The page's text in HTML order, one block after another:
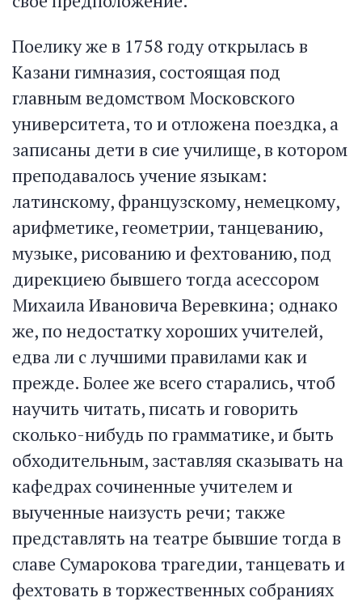
Поелику же в 1758 году открылась в
Казани гимназия, состоящая под
главным ведомством Московского
университета, то и отложена поездка, а
записаны дети в сие училище, в котором
преподавалось учение языкам:
латинскому, французскому, немецкому,
арифметике, геометрии, танцеванию,
музыке, рисованию и фехтованию, под
дирекциею бывшего тогда асессором
Михаила Ивановича Веревкина; однако
же, по недостатку хороших учителей,
едва ли с лучшими правилами как и
прежде. Более же всего старались, чтоб
научить читать, писать и говорить
сколько-нибудь по грамматике, и быть
обходительным, заставляя сказывать на
кафедрах сочиненные учителем и
выученные наизусть речи; также
представлять на театре бывшие тогда в
славе Сумарокова трагедии, танцевать и
фехтовать в торжественных собраниях